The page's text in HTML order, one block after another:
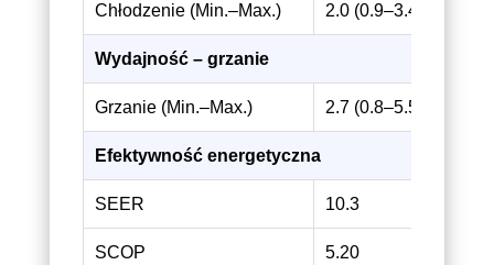
Chłodzenie (Min.–Max.) 2.0 (0.9–3.4) kW
Wydajność – grzanie
Grzanie (Min.–Max.) 2.7 (0.8–5.5) kW
Efektywność energetyczna
SEER 10.3
SCOP 5.20